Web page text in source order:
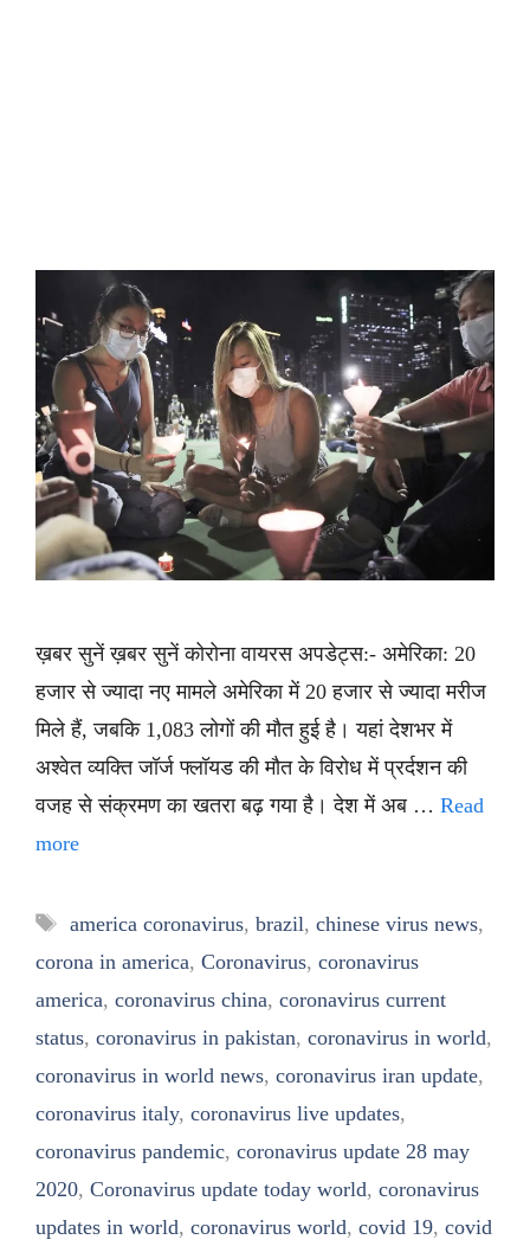
ख़बर सुनें ख़बर सुनें कोरोना वायरस अपडेट्स:- अमेरिका: 20
हजार से ज्यादा नए मामले अमेरिका में 20 हजार से ज्यादा मरीज
मिले हैं, जबकि 1,083 लोगों की मौत हुई है। यहां देशभर में
अश्वेत व्यक्ति जॉर्ज फ्लॉयड की मौत के विरोध में प्रर्दशन की
वजह से संक्रमण का खतरा बढ़ गया है। देश में अब … Read
more
Tags
america coronavirus, brazil, chinese virus news,
corona in america, Coronavirus, coronavirus
america, coronavirus china, coronavirus current
status, coronavirus in pakistan, coronavirus in world,
coronavirus in world news, coronavirus iran update,
coronavirus italy, coronavirus live updates,
coronavirus pandemic, coronavirus update 28 may
2020, Coronavirus update today world, coronavirus
updates in world, coronavirus world, covid 19, covid